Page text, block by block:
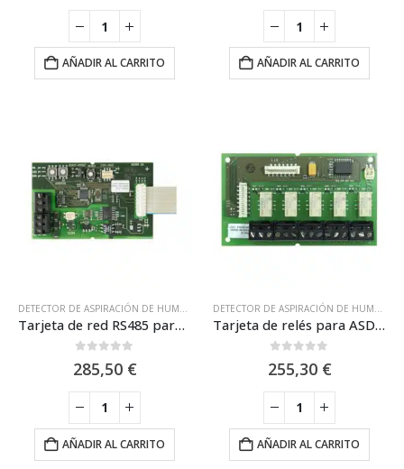
AÑADIR AL CARRITO AÑADIR AL CARRITO
NSC,SISTEMAS DE ASPIRACIÓN,SISTEMAS
Tarjeta de red RS485 para detectores de aspiración ASD / NSC SP05284-00
285,50 €
AÑADIR AL CARRITO
Tarjeta de relés para ASD533 y ASD535 / NSP SP05218-00
255,30 €
AÑADIR AL CARRITO